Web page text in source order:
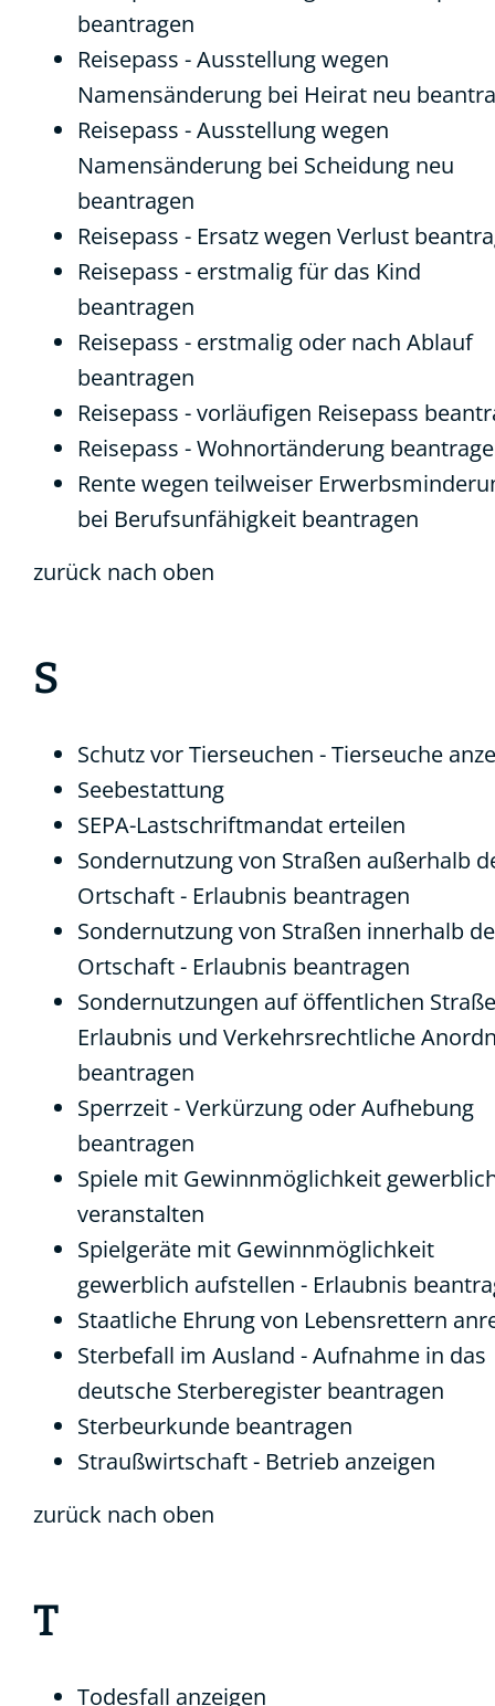
beantragen
Reisepass - Ausstellung wegen
Namensänderung bei Heirat neu
Reisepass - Ausstellung wegen
Namensänderung bei Scheidung neu
beantragen
Reisepass - Ersatz wegen Verlust
Reisepass - erstmalig für das Kind
beantragen
Reisepass - erstmalig oder nach Ablauf
beantragen
Reisepass - vorläufigen Reisepass
Reisepass - Wohnortänderung
Rente wegen teilweiser
bei Berufsunfähigkeit beantragen
zurück nach oben
S
Schutz vor Tierseuchen - Tierseuche
Seebestattung
SEPA-Lastschriftmandat erteilen
Sondernutzung von Straßen außerhalb
Ortschaft - Erlaubnis beantragen
Sondernutzung von Straßen innerhalb
Ortschaft - Erlaubnis beantragen
Sondernutzungen auf öffentlichen
Erlaubnis und Verkehrsrechtliche
beantragen
Sperrzeit - Verkürzung oder Aufhebung
beantragen
Spiele mit Gewinnmöglichkeit
veranstalten
Spielgeräte mit Gewinnmöglichkeit
gewerblich aufstellen - Erlaubnis
Staatliche Ehrung von Lebensrettern
Sterbefall im Ausland - Aufnahme in das
deutsche Sterberegister beantragen
Sterbeurkunde beantragen
Straußwirtschaft - Betrieb anzeigen
zurück nach oben
T
Todesfall anzeigen